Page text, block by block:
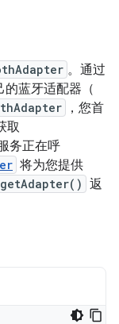
。通过
的蓝牙适配器（
，您首
取
务正在呼
将为您提供
getAdapter() 返